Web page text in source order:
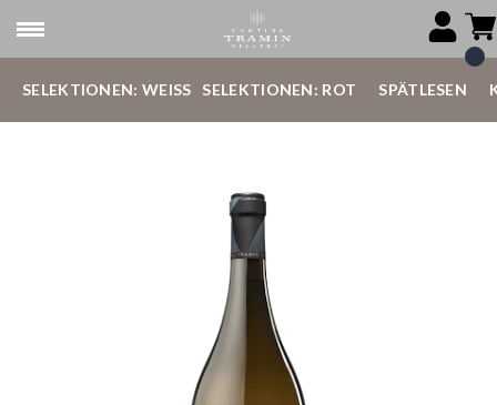
SELEKTIONEN: WEISS SELEKTIONEN: ROT SPÄTLESEN